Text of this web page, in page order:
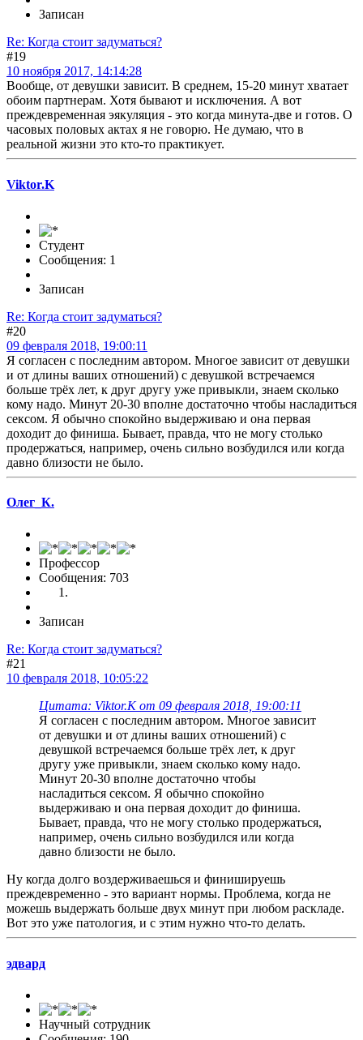
Записан
Re: Когда стоит задуматься?
#19
10 ноября 2017, 14:14:28
Вообще, от девушки зависит. В среднем, 15-20 минут хватает
обоим партнерам. Хотя бывают и исключения. А вот
преждевременная эякуляция - это когда минута-две и готов. О
часовых половых актах я не говорю. Не думаю, что в
реальной жизни это кто-то практикует.
Viktor.K
Студент
Сообщения: 1
Записан
Re: Когда стоит задуматься?
#20
09 февраля 2018, 19:00:11
Я согласен с последним автором. Многое зависит от девушки
и от длины ваших отношений) с девушкой встречаемся
больше трёх лет, к друг другу уже привыкли, знаем сколько
кому надо. Минут 20-30 вполне достаточно чтобы насладиться
сексом. Я обычно спокойно выдерживаю и она первая
доходит до финиша. Бывает, правда, что не могу столько
продержаться, например, очень сильно возбудился или когда
давно близости не было.
Олег_К.
Профессор
Сообщения: 703
Записан
Re: Когда стоит задуматься?
#21
10 февраля 2018, 10:05:22
Цитата: Viktor.K от 09 февраля 2018, 19:00:11
Я согласен с последним автором. Многое зависит
от девушки и от длины ваших отношений) с
девушкой встречаемся больше трёх лет, к друг
другу уже привыкли, знаем сколько кому надо.
Минут 20-30 вполне достаточно чтобы
насладиться сексом. Я обычно спокойно
выдерживаю и она первая доходит до финиша.
Бывает, правда, что не могу столько продержаться,
например, очень сильно возбудился или когда
давно близости не было.
Ну когда долго воздерживаешься и финишируешь
преждевременно - это вариант нормы. Проблема, когда не
можешь выдержать больше двух минут при любом раскладе.
Вот это уже патология, и с этим нужно что-то делать.
эдвард
Научный сотрудник